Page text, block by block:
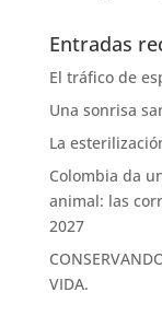
Entradas
El tráfico de
Una sonrisa
La
Colombia da
animal: las
2027
VIDA.